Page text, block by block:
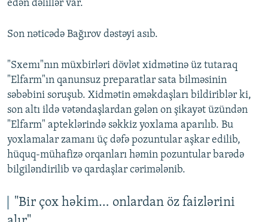
edən dəlillər var.
Son nəticədə Bağırov dəstəyi asıb.
"Sxemı"nın müxbirləri dövlət xidmətinə üz tutaraq
"Elfarm"ın qanunsuz preparatlar sata bilməsinin
səbəbini soruşub. Xidmətin əməkdaşları bildiriblər ki,
son altı ildə vətəndaşlardan gələn on şikayət üzündən
"Elfarm" apteklərində səkkiz yoxlama aparılıb. Bu
yoxlamalar zamanı üç dəfə pozuntular aşkar edilib,
hüquq-mühafizə orqanları həmin pozuntular barədə
bilgiləndirilib və qardaşlar cərimələnib.
"Bir çox həkim… onlardan öz faizlərini